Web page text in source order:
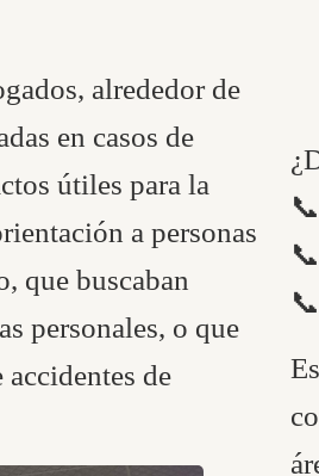
alrededor de
en casos de
útiles para la
a personas
que buscaban
personales, o que
de